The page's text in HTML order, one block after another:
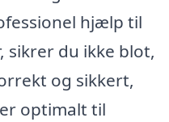
hjælp til
du ikke blot,
og sikkert,
optimalt til